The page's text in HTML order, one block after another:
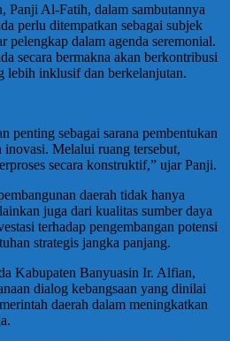
Al-Fatih, dalam sambutannya
perlu ditempatkan sebagai subjek
pelengkap dalam agenda seremonial.
secara bermakna akan berkontribusi
lebih inklusif dan berkelanjutan.
penting sebagai sarana pembentukan
Melalui ruang tersebut,
secara konstruktif,” ujar Panji.
daerah tidak hanya
juga dari kualitas sumber daya
terhadap pengembangan potensi
strategis jangka panjang.
Kabupaten Banyuasin Ir. Alfian,
dialog kebangsaan yang dinilai
daerah dalam meningkatkan